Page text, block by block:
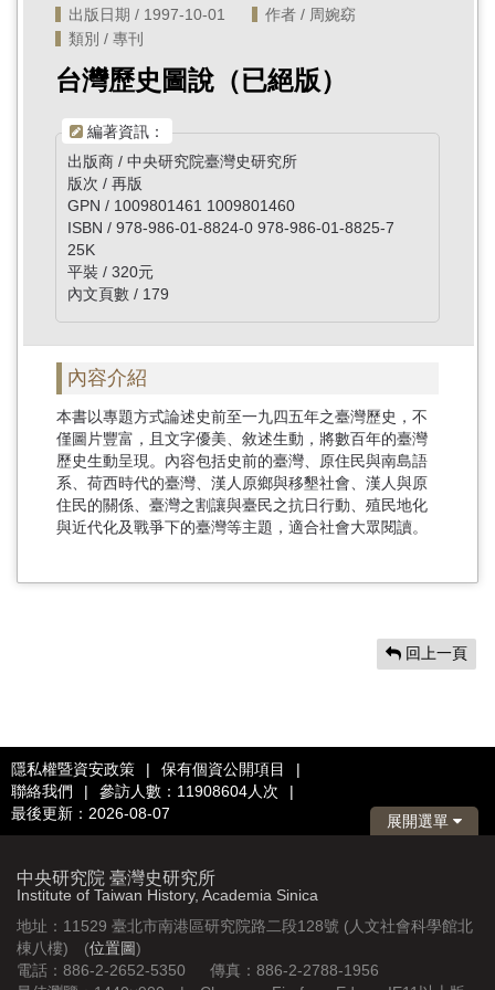
出版日期 / 1997-10-01
作者 / 周婉窈
類別 / 專刊
台灣歷史圖說（已絕版）
編著資訊：
出版商 / 中央研究院臺灣史研究所
版次 / 再版
GPN / 1009801461 1009801460
ISBN / 978-986-01-8824-0 978-986-01-8825-7
25K
平裝 / 320元
內文頁數 / 179
內容介紹
本書以專題方式論述史前至一九四五年之臺灣歷史，不
僅圖片豐富，且文字優美、敘述生動，將數百年的臺灣
歷史生動呈現。內容包括史前的臺灣、原住民與南島語
系、荷西時代的臺灣、漢人原鄉與移墾社會、漢人與原
住民的關係、臺灣之割讓與臺民之抗日行動、殖民地化
與近代化及戰爭下的臺灣等主題，適合社會大眾閱讀。
回上一頁
隱私權暨資安政策 | 保有個資公開項目
|
聯絡我們
| 參訪人數：11908604人次
|
最後更新：2026-08-07
展開選單
中央研究院 臺灣史研究所
Institute of Taiwan History, Academia Sinica
地址：11529 臺北市南港區研究院路二段128號 (人文社會科學館北
棟八樓) (位置圖)
電話：886-2-2652-5350 傳真：886-2-2788-1956